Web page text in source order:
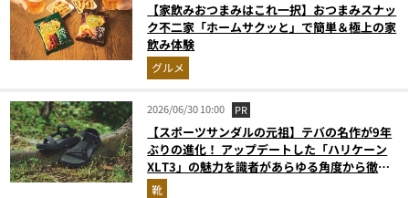
【家飲みおつまみはこれ一択】おつまみスナッ
ク不二家「ホームサクッと」で簡単＆極上の家
飲み体験
グルメ
2026/06/30 10:00 PR
【スポーツサンダルの元祖】テバの名作が9年
ぶりの進化！ アップデートした「ハリケーン
XLT3」の魅力を識者があらゆる角度から徹底
解説！
靴